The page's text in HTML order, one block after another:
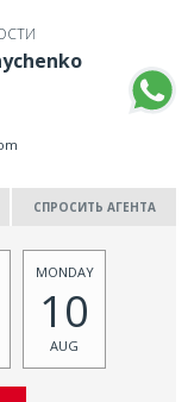
СПРОСИТЬ АГЕНТА
MONDAY
10
AUG